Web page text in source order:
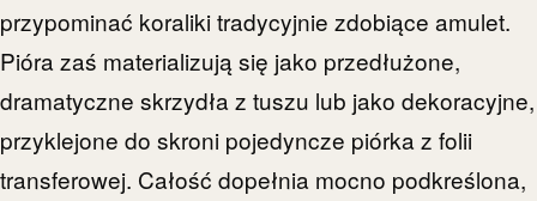
przypominać koraliki tradycyjnie zdobiące amulet.
Pióra zaś materializują się jako przedłużone,
dramatyczne skrzydła z tuszu lub jako dekoracyjne,
przyklejone do skroni pojedyncze piórka z folii
transferowej. Całość dopełnia mocno podkreślona,